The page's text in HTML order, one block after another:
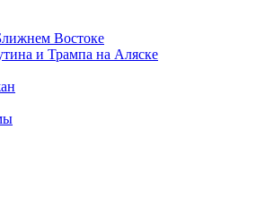
Востоке
и Трампа на Аляске